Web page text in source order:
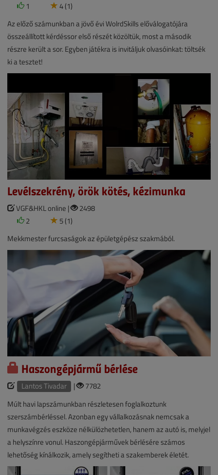
1
4 (1)
Az előző számunkban a jövő évi WolrdSkills előválogatójára
összeállított kérdéssor első részét közöltük, most a második
részre került a sor. Egyben játékra is invitáljuk olvasóinkat: töltsék
ki a tesztet!
Levélszekrény, örök kötés, kézimunka
VGF&HKL online |
2498
2
5 (1)
Mekkmester furcsaságok az épületgépész szakmából.
Haszongépjármű bérlése
Lantos Tivadar |
7782
Múlt havi lapszámunkban részletesen foglalkoztunk
szerszámbérléssel. Azonban egy vállalkozásnak nemcsak a
munkavégzés eszköze nélkülözhetetlen, hanem az autó is, melyjel
a helyszínre vonul. Haszongépjárművek bérlésére számos
lehetőség kínálkozik, amely segítheti a szakemberek életét.